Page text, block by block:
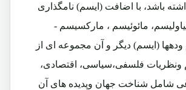
باشد، با اضافت (ایسم) نامگذاری
مائوئیسم ، مارکسیسم -
ودهها (ایسم) دیگر و آن مجموعه ای از
ونظریات فلسفی،سیاسی، اقتصادی،
شامل شناخت جهان وپدیده های آن